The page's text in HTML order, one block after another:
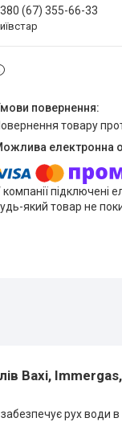
(67) 355-66-33
повернення товару
компанії підключені
який товар не
Baxi,
рух води